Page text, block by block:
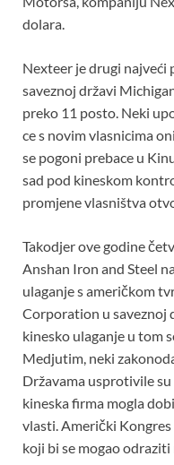
dolara.
Nexteer je drugi najveći
saveznoj državi
preko 11 posto. Neki
ce s novim vlasnicima
se pogoni prebace u
sad pod kineskom
promjene vlasništva
Takodjer ove godine
Anshan Iron and Steel
ulaganje s američkom
Corporation u saveznoj
kinesko ulaganje u tom
Medjutim, neki
Državama usprotivile
kineska firma mogla
vlasti. Američki
koji bi se mogao